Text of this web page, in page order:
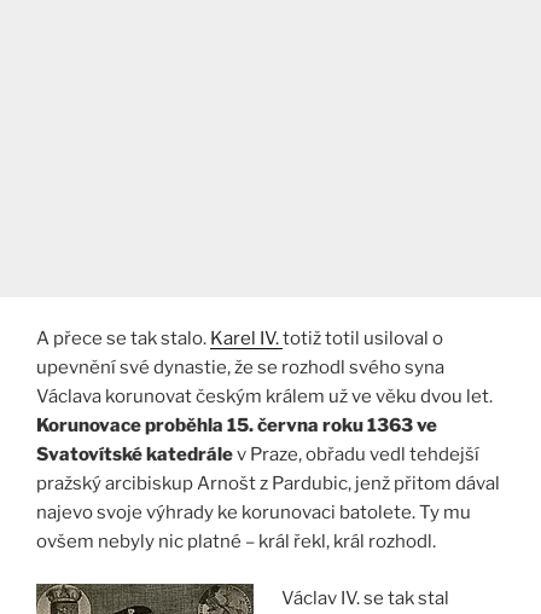
A přece se tak stalo. Karel IV.totiž totil usiloval o
upevnění své dynastie, že se rozhodl svého syna
Václava korunovat českým králem už ve věku dvou let.
Korunovace proběhla 15. června roku 1363 ve
Svatovítské katedrálev Praze, obřadu vedl tehdejší
pražský arcibiskup Arnošt z Pardubic, jenž přitom dával
najevo svoje výhrady ke korunovaci batolete. Ty mu
ovšem nebyly nic platné – král řekl, král rozhodl.
Václav IV. se tak stal